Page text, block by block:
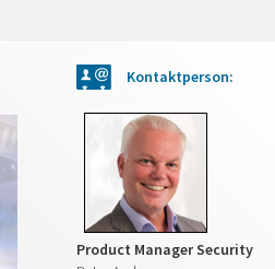
Kontaktperson:
Product Manager Security